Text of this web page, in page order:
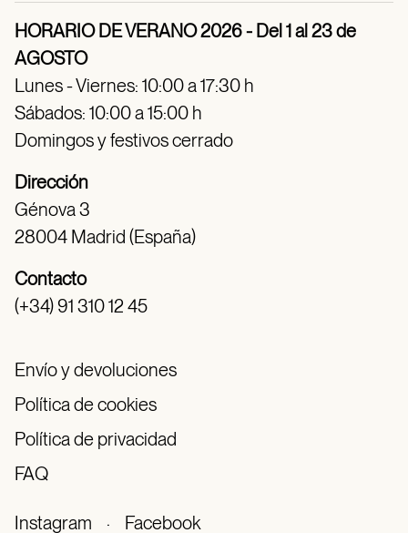
HORARIO DE VERANO 2026 - Del 1 al 23 de
AGOSTO
Lunes - Viernes: 10:00 a 17:30 h
Sábados: 10:00 a 15:00 h
Domingos y festivos cerrado
Dirección
Génova 3
28004 Madrid (España)
Contacto
(+34) 91 310 12 45
Envío y devoluciones
Política de cookies
Política de privacidad
FAQ
Instagram · Facebook